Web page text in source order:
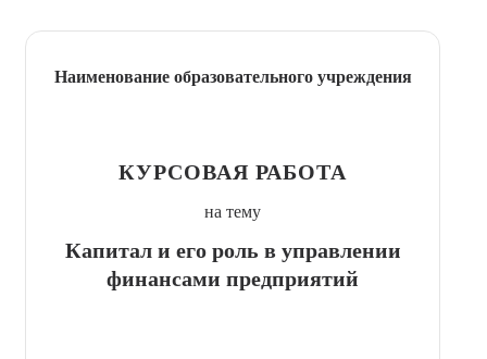
Наименование образовательного учреждения
КУРСОВАЯ РАБОТА
на тему
Капитал и его роль в управлении
финансами предприятий